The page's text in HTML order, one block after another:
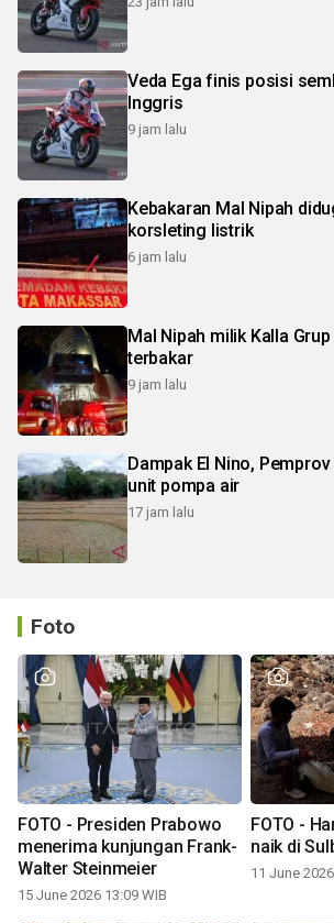
Veda Ega finis posisi
Inggris
9 jam lalu
Kebakaran Mal Nipah
korsleting listrik
6 jam lalu
Mal Nipah milik Kalla
terbakar
9 jam lalu
Dampak El Nino,
unit pompa air
17 jam lalu
Foto
FOTO - Presiden Prabowo
menerima kunjungan Frank-
Walter Steinmeier
15 June 2026 13:09 WIB
FOTO -
naik di
11 June